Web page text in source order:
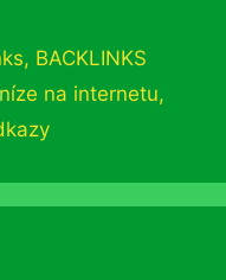
, BACKLINKS
na internetu,